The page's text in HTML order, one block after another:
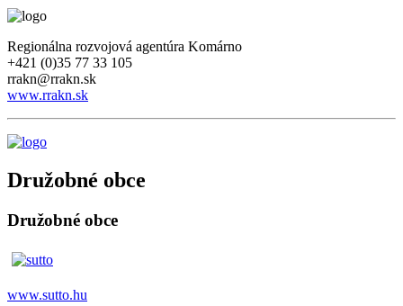
Regionálna rozvojová agentúra Komárno
+421 (0)35 77 33 105
rrakn@rrakn.sk
www.rrakn.sk
Družobné obce
Družobné obce
www.sutto.hu